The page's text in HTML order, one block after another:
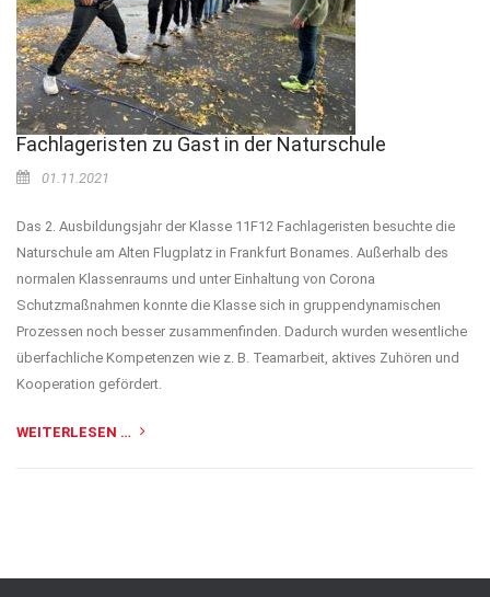
Fachlageristen zu Gast in der Naturschule
01.11.2021
Das 2. Ausbildungsjahr der Klasse 11F12 Fachlageristen besuchte die
Naturschule am Alten Flugplatz in Frankfurt Bonames. Außerhalb des
normalen Klassenraums und unter Einhaltung von Corona
Schutzmaßnahmen konnte die Klasse sich in gruppendynamischen
Prozessen noch besser zusammenfinden. Dadurch wurden wesentliche
überfachliche Kompetenzen wie z. B. Teamarbeit, aktives Zuhören und
Kooperation gefördert.
WEITERLESEN …